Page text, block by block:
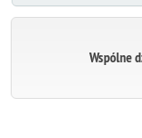
Wspólne